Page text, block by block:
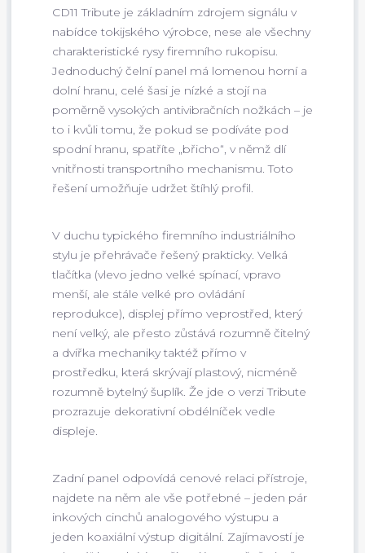
CD11 Tribute je základním zdrojem signálu v
nabídce tokijského výrobce, nese ale všechny
charakteristické rysy firemního rukopisu.
Jednoduchý čelní panel má lomenou horní a
dolní hranu, celé šasi je nízké a stojí na
poměrně vysokých antivibračních nožkách – je
to i kvůli tomu, že pokud se podíváte pod
spodní hranu, spatříte „břicho“, v němž dlí
vnitřnosti transportního mechanismu. Toto
řešení umožňuje udržet štíhlý profil.
V duchu typického firemního industriálního
stylu je přehrávače řešený prakticky. Velká
tlačítka (vlevo jedno velké spínací, vpravo
menší, ale stále velké pro ovládání
reprodukce), displej přímo veprostřed, který
není velký, ale přesto zůstává rozumně čitelný
a dvířka mechaniky taktéž přímo v
prostředku, která skrývají plastový, nicméně
rozumně bytelný šuplík. Že jde o verzi Tribute
prozrazuje dekorativní obdélníček vedle
displeje.
Zadní panel odpovídá cenové relaci přístroje,
najdete na něm ale vše potřebné – jeden pár
inkových cinchů analogového výstupu a
jeden koaxiální výstup digitální. Zajímavostí je